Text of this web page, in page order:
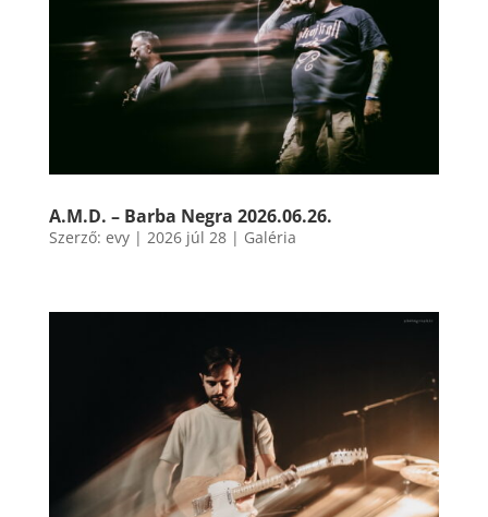
A.M.D. – Barba Negra 2026.06.26.
Szerző: evy| 2026 júl 28| Galéria